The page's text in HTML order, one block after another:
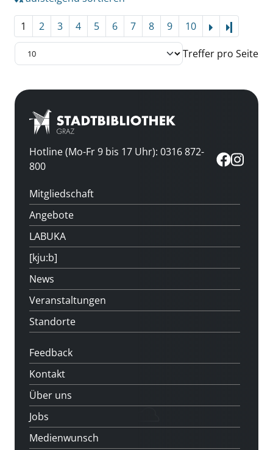
1 2 3 4 5 6 7 8 9 10
Treffer pro Seite
Hotline (Mo-Fr 9 bis 17 Uhr): 0316 872-
800
Mitgliedschaft
Angebote
LABUKA
[kju:b]
News
Veranstaltungen
Standorte
Feedback
Kontakt
Über uns
Jobs
Medienwunsch